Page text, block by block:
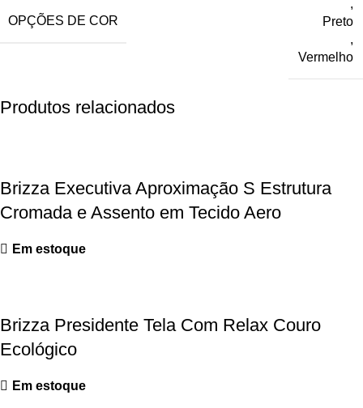
OPÇÕES DE COR
,
Preto
,
Vermelho
Produtos relacionados
Brizza Executiva Aproximação S Estrutura
Cromada e Assento em Tecido Aero
Em estoque
Brizza Presidente Tela Com Relax Couro
Ecológico
Em estoque